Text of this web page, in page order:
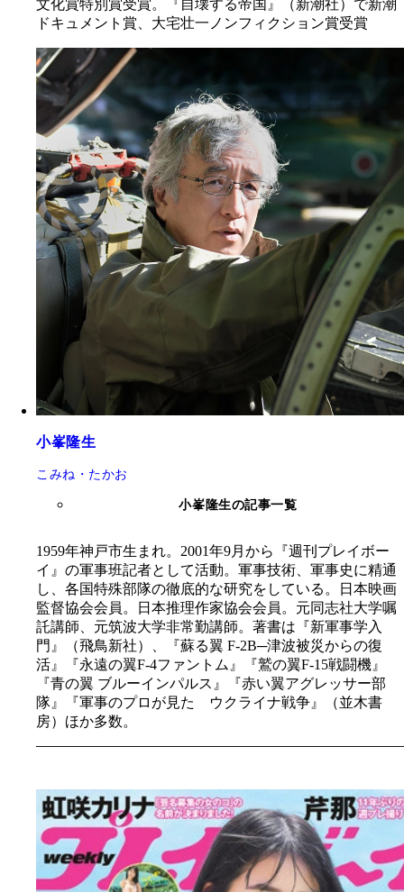
文化賞特別賞受賞。『自壊する帝国』（新潮社）で新潮
ドキュメント賞、大宅壮一ノンフィクション賞受賞
小峯隆生
こみね・たかお
小峯隆生の記事一覧
1959年神戸市生まれ。2001年9月から『週刊プレイボー
イ』の軍事班記者として活動。軍事技術、軍事史に精通
し、各国特殊部隊の徹底的な研究をしている。日本映画
監督協会会員。日本推理作家協会会員。元同志社大学嘱
託講師、元筑波大学非常勤講師。著書は『新軍事学入
門』（飛鳥新社）、『蘇る翼 F-2B─津波被災からの復
活』『永遠の翼F-4ファントム』『鷲の翼F-15戦闘機』
『青の翼 ブルーインパルス』『赤い翼アグレッサー部
隊』『軍事のプロが見た ウクライナ戦争』（並木書
房）ほか多数。